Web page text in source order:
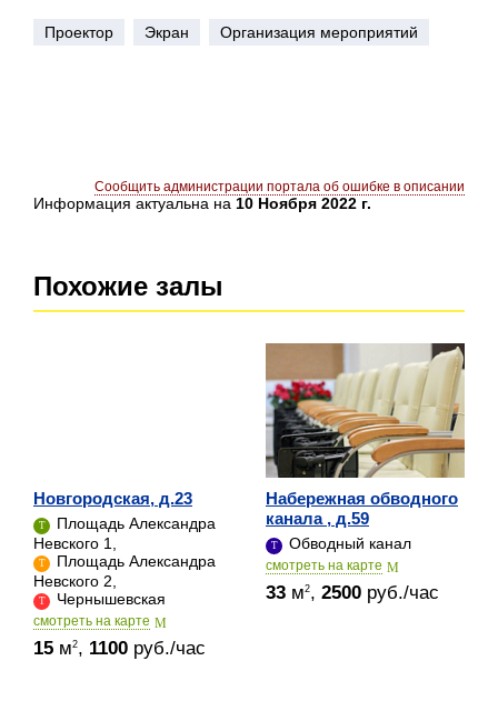
Проектор Экран Организация мероприятий
Сообщить администрации портала об ошибке в описании
Информация актуальна на 10 Ноября 2022 г.
Похожие залы
Новгородская, д.23
Площадь Александра
Невского 1,
Площадь Александра
Невского 2,
Чернышевская
cмотреть на карте
15 м2, 1100 руб./час
Набережная обводного
канала , д.59
Обводный канал
cмотреть на карте
33 м2, 2500 руб./час